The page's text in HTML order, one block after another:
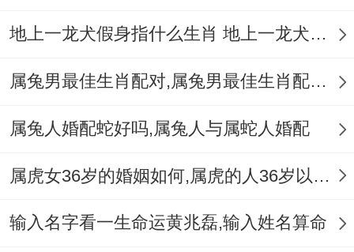
到了不大稳定的经济基础,是不大合适的.
当…时一个人早早就赚到了足够的钱、享受
婚，也不会有过多的问题.
反过来,如果一个人到了35岁还是过着忙碌
的工作生活~那么结婚左右会更棘手。
地上一龙犬假身指什么生肖 地上一龙犬假身十二生肖指哪肖
属兔男最佳生肖配对,属兔男最佳生肖配对表
属兔人婚配蛇好吗,属兔人与属蛇人婚配
属虎女36岁的婚姻如何,属虎的人36岁以后会好吗
输入名字看一生命运黄兆磊,输入姓名算命